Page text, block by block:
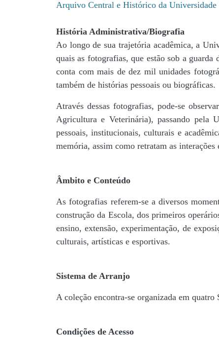
Arquivo Central e Histórico da
História Administrativa/Biografia
Ao longo de sua trajetória acadêmica, a
quais as fotografias, que estão sob a
conta com mais de dez mil unidades
também de histórias pessoais ou biográficas.
Através dessas fotografias, pode-se
Agricultura e Veterinária), passando pela
pessoais, institucionais, culturais e
memória, assim como retratam as
Âmbito e Conteúdo
As fotografias referem-se a diversos
construção da Escola, dos primeiros
ensino, extensão, experimentação, de
culturais, artísticas e esportivas.
Sistema de Arranjo
A coleção encontra-se organizada em
Condições de Acesso